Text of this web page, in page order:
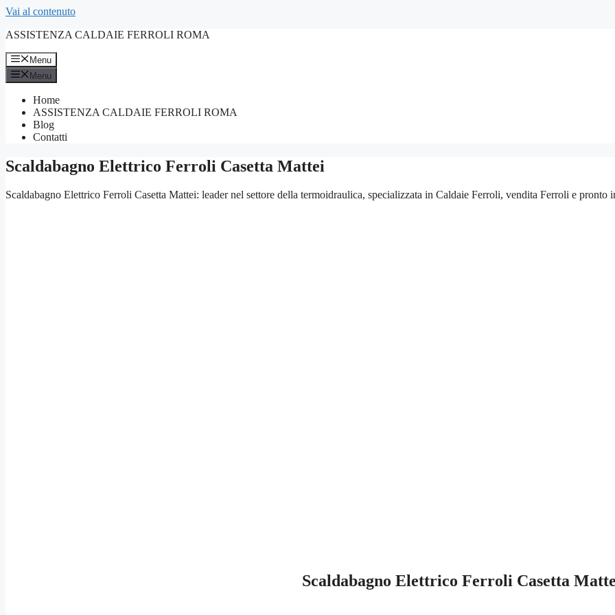
Vai al contenuto
ASSISTENZA CALDAIE FERROLI ROMA
Menu
Menu
Home
ASSISTENZA CALDAIE FERROLI ROMA
Blog
Contatti
Scaldabagno Elettrico Ferroli Casetta Mattei
Scaldabagno Elettrico Ferroli Casetta Mattei: leader nel settore della termoidraulica, specializzata in Caldaie Ferroli, vendita Ferroli e pronto
Scaldabagno Elettrico Ferroli Casetta